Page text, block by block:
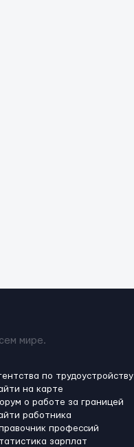
мире.
по трудоустройству
на карте
о работе за границей
работника
профессий
зарплат